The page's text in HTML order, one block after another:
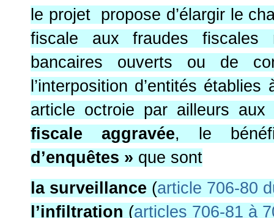
le projet propose d’élargir le
fiscale aux fraudes fiscales
bancaires ouverts ou de
l’interposition d’entités
article octroie par ailleurs
fiscale aggravée, le
d’enquêtes » que sont
la surveillance (article 706-80
l’infiltration (articles 706-81 à